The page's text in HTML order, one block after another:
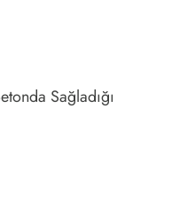
Sağladığı